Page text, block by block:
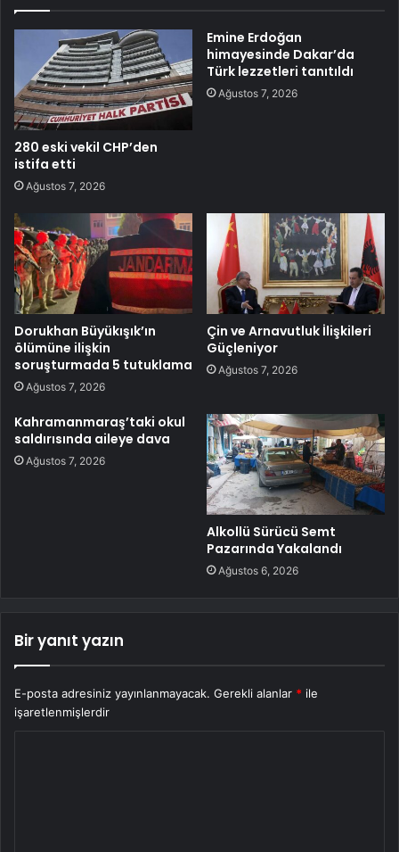
280 eski vekil CHP’den
istifa etti
Ağustos 7, 2026
Emine Erdoğan
himayesinde Dakar’da
Türk lezzetleri tanıtıldı
Ağustos 7, 2026
Dorukhan Büyükışık’ın
ölümüne ilişkin
soruşturmada 5 tutuklama
Ağustos 7, 2026
Çin ve Arnavutluk İlişkileri
Güçleniyor
Ağustos 7, 2026
Kahramanmaraş’taki okul
saldırısında aileye dava
Ağustos 7, 2026
Alkollü Sürücü Semt
Pazarında Yakalandı
Ağustos 6, 2026
Bir yanıt yazın
E-posta adresiniz yayınlanmayacak. Gerekli alanlar * ile
işaretlenmişlerdir